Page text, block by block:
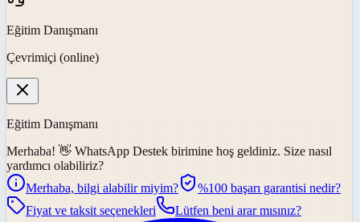
Eğitim Danışmanı
Çevrimiçi (online)
Eğitim Danışmanı
Merhaba! 👋 WhatsApp Destek birimine hoş geldiniz. Size nasıl
yardımcı olabiliriz?
Merhaba, bilgi alabilir miyim?
%100 başarı garantisi nedir?
Fiyat ve taksit seçenekleri
Lütfen beni arar mısınız?